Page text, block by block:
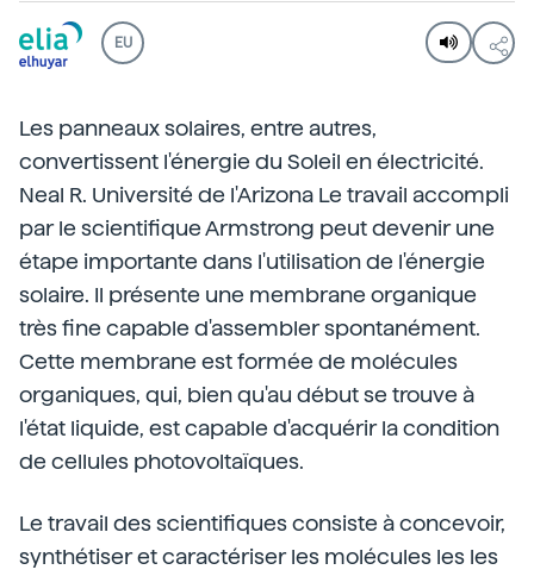
EU
Les panneaux solaires, entre autres,
convertissent l'énergie du Soleil en électricité.
Neal R. Université de l'Arizona Le travail accompli
par le scientifique Armstrong peut devenir une
étape importante dans l'utilisation de l'énergie
solaire. Il présente une membrane organique
très fine capable d'assembler spontanément.
Cette membrane est formée de molécules
organiques, qui, bien qu'au début se trouve à
l'état liquide, est capable d'acquérir la condition
de cellules photovoltaïques.
Le travail des scientifiques consiste à concevoir,
synthétiser et caractériser les molécules les les